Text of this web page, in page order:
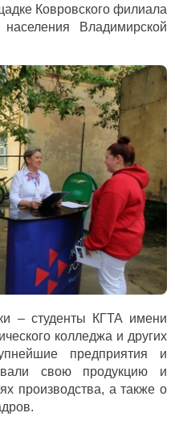
Ковровского филиала
Владимирской
– студенты КГТА имени
колледжа и других
предприятия и
свою продукцию и
производства, а также о